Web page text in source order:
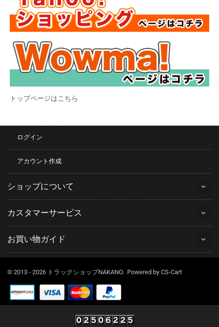
トップページはこちら
ログイン
アカウント作成
ショップについて
カスタマーサービス
お買い物ガイド
© 2013 - 2026 トラックショップNAKANO. Powered by CS-Cart